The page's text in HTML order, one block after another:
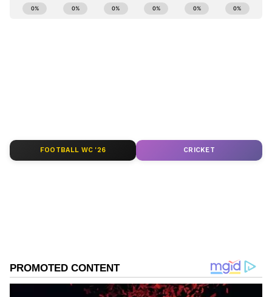
Related Articles
ABOUT THE AUTHOR
FOOTBALL WC '26 CRICKET